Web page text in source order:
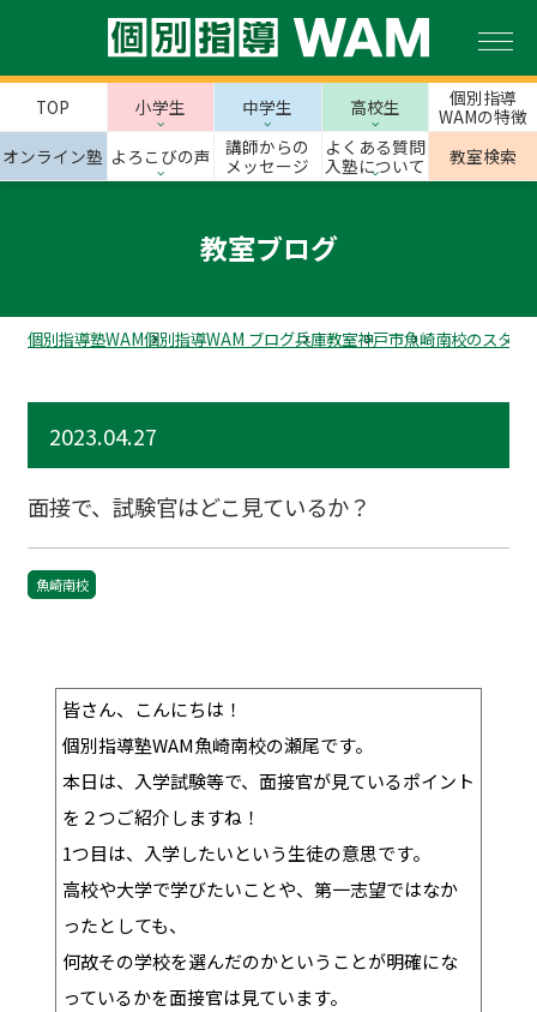
TOP 小学生 中学生 高校生
個別指導
WAMの特徴
オンライン塾 よろこびの声
講師からの
メッセージ
よくある質問
入塾について
教室検索
教室ブログ
個別指導塾WAM個別指導WAM ブログ兵庫教室神戸市魚崎南校のスタッ
2023.04.27
面接で、試験官はどこ見ているか？
魚崎南校
皆さん、こんにちは！
個別指導塾WAM魚崎南校の瀬尾です。
本日は、入学試験等で、面接官が見ているポイント
を２つご紹介しますね！
1つ目は、入学したいという生徒の意思です。
高校や大学で学びたいことや、第一志望ではなか
ったとしても、
何故その学校を選んだのかということが明確にな
っているかを面接官は見ています。